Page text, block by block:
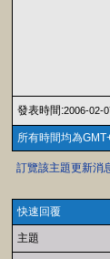
發表時間:2006-02-
所有時間均為
訂覽該主題更新消
快速回覆
主題